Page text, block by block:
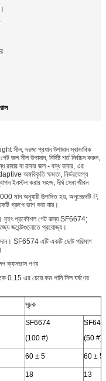
সীল, দরজা প্রধান উপাদান স্বাভাবিক
জল সীল উপাদান, নির্দিষ্ট শর্ত নির্বাচন করুন,
বা রাবার জল - বন্ধ রাবার, এর
অঙ্গবিকৃতি ক্ষমতা, নির্ভরযোগ্য
ইনস্টল করার সহজ, দীর্ঘ সেবা জীবন
মান অনুযায়ী উত্পাদিত হয়, অনুচ্ছেদটি P,
গ্রুপে ভাগ করা যায়।
বৃহৎ প্রকৌশল গেট জন্য SF6674;
জয়েন্টগুলোতে প্রযোজ্য।
SF6574 এটি একটি ছোট পরিমাণ
ক্যানভাস পণ্য
এর চেয়ে কম পানি সিল ঘর্ষণের
সূচক
SF6674
(100 #)
(50 #)
60 ± 5 60 ± 5
18 13